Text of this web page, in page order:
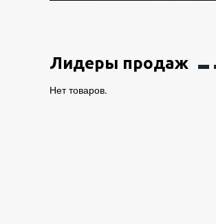
Лидеры продаж
Нет товаров.